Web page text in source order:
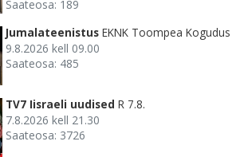
Saateosa: 189
Jumalateenistus EKNK Toompea Kogudus
9.8.2026 kell 09.00
Saateosa: 485
TV7 Iisraeli uudised R 7.8.
7.8.2026 kell 21.30
Saateosa: 3726